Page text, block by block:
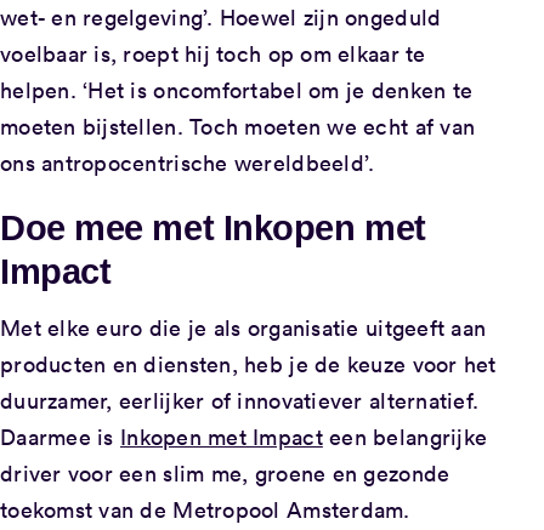
wet- en regelgeving’. Hoewel zijn ongeduld
voelbaar is, roept hij toch op om elkaar te
helpen. ‘Het is oncomfortabel om je denken te
moeten bijstellen. Toch moeten we echt af van
ons antropocentrische wereldbeeld’.
Doe mee met Inkopen met
Impact
Met elke euro die je als organisatie uitgeeft aan
producten en diensten, heb je de keuze voor het
duurzamer, eerlijker of innovatiever alternatief.
Daarmee is Inkopen met Impacteen belangrijke
driver voor een slim me, groene en gezonde
toekomst van de Metropool Amsterdam.